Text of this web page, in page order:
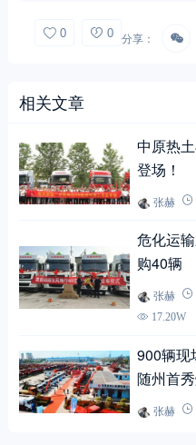
0 0 分享：
相关文章
中原热
登场！
张赫
危化运
购40辆
张赫
17.20W
900辆现
随州首
张赫